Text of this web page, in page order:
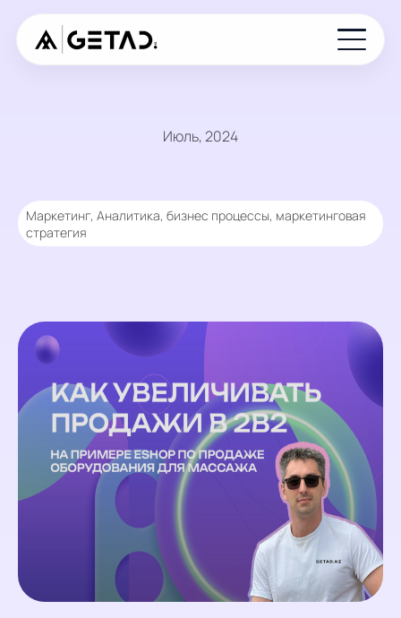
Июль, 2024
Маркетинг, Аналитика, бизнес процессы, маркетинговая
стратегия